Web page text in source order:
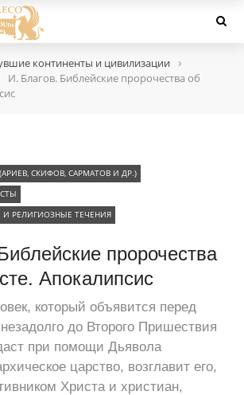
континенты и цивилизации ›
И. Благов. Библейские пророчества об
СКИФОВ, САРМАТОВ И ДР.)
РЕЛИГИОЗНЫЕ ТЕЧЕНИЯ
пророчества
Апокалипсис
который объявится перед
до Второго Пришествия
при помощи Дьявола
царство, возглавит его,
Христа и христиан,